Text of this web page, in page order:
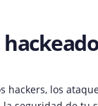
hackers, los